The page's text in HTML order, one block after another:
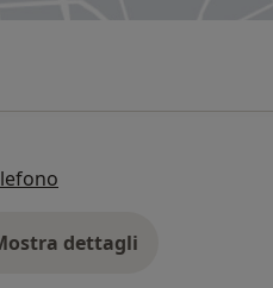
dettagli
sull'indirizzo